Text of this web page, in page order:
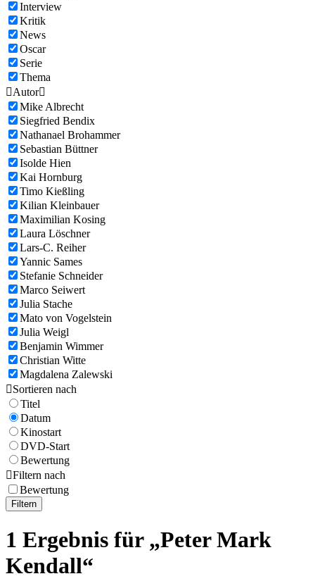
Interview
Kritik
News
Oscar
Serie
Thema
Autor
Mike Albrecht
Siegfried Bendix
Nathanael Brohammer
Sebastian Büttner
Isolde Hien
Kai Hornburg
Timo Kießling
Kilian Kleinbauer
Maximilian Kosing
Laura Löschner
Lars-C. Reiher
Yannic Sames
Stefanie Schneider
Marco Seiwert
Julia Stache
Mato von Vogelstein
Julia Weigl
Benjamin Wimmer
Christian Witte
Magdalena Zalewski
Sortieren nach
Titel
Datum
Kinostart
DVD-Start
Bewertung
Filtern nach
Bewertung
Filtern
1 Ergebnis für „Peter Mark
Kendall“